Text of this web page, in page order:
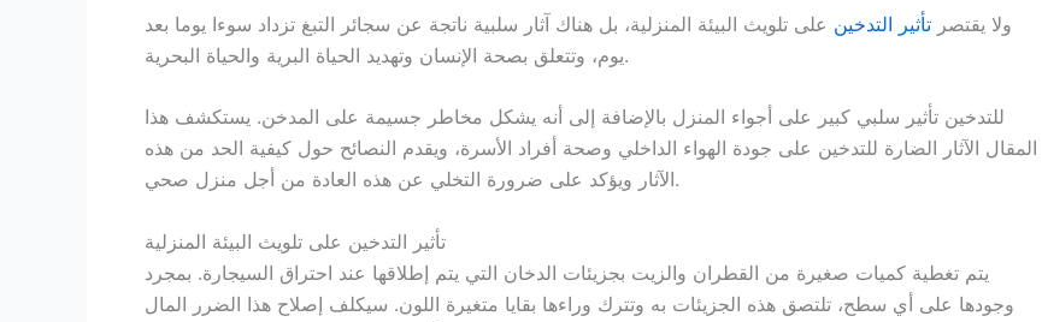
ولا يقتصر تأثير التدخين على تلويث البيئة المنزلية، بل هناك آثار سلبية ناتجة عن سجائر التبغ تزداد سوءا يوما بعد
يوم، وتتعلق بصحة الإنسان وتهديد الحياة البرية والحياة البحرية.
للتدخين تأثير سلبي كبير على أجواء المنزل بالإضافة إلى أنه يشكل مخاطر جسيمة على المدخن. يستكشف هذا
المقال الآثار الضارة للتدخين على جودة الهواء الداخلي وصحة أفراد الأسرة، ويقدم النصائح حول كيفية الحد من هذه
الآثار ويؤكد على ضرورة التخلي عن هذه العادة من أجل منزل صحي.
تأثير التدخين على تلويث البيئة المنزلية
يتم تغطية كميات صغيرة من القطران والزيت بجزيئات الدخان التي يتم إطلاقها عند احتراق السيجارة. بمجرد
وجودها على أي سطح، تلتصق هذه الجزيئات به وتترك وراءها بقايا متغيرة اللون. سيكلف إصلاح هذا الضرر المال